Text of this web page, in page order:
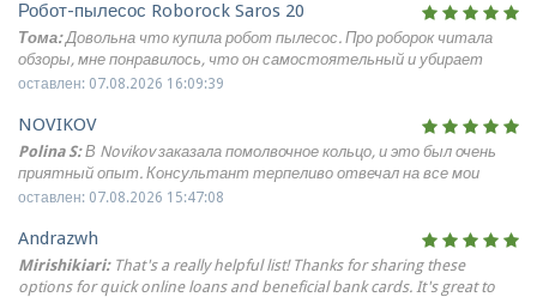
геофизическое профилирование, которое показало глубину
залегания техногенных грунтов. Оказалось, слой мусора
достигает 6 метров! Выдали рекомендации по замене грунта и
устройству песчаной подушки. Проектировщики скорректировали
бы.
Робот-пылесос Roborock Saros 20
Тома:Довольна что купила робот пылесос. Про роборок читала
обзоры, мне понравилось, что он самостоятельный и убирает
хорошо. Для квартиры с детьми, кошкой и коврами этот пылесос
ковер в гостиной и низкая мебель, под которой быстро копится
пыль. Робот хорошо проходит сложные места: коврик у двери
вычищает отлично, порожек между коридором и кухней
переезжает, под кровать и тумбы заезжает без проблем.На кухне
плиты и раковины. Если грязь не засохла, влажная уборка
справляется отлично. На ковре у дивана хорошо собирает шерсть
кошки, при этом волосы и шерсть не наматываются и вырезать
оставлен: 07.08.2026 16:09:39
NOVIKOV
Polina S:В Novikov заказала помолвочное кольцо, и это был очень
приятный опыт. Консультант терпеливо отвечал на все мои
вопросы, даже самые наивные, и помог выбрать идеальную модель.
конкретного экземпляра — так я убедилась, что камень именно
такой, как мне хочется. Теперь это самое дорогое моё украшение!
оставлен: 07.08.2026 15:47:08
Andrazwh
Mirishikiari: That's a really helpful list! Thanks for sharing these
options for quick online loans and beneficial bank cards. It's great to